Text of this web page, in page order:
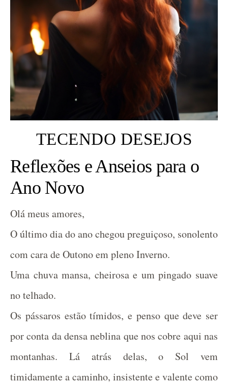
TECENDO DESEJOS
Reflexões e Anseios para o
Ano Novo
Olá meus amores,
O último dia do ano chegou preguiçoso, sonolento
com cara de Outono em pleno Inverno.
Uma chuva mansa, cheirosa e um pingado suave
no telhado.
Os pássaros estão tímidos, e penso que deve ser
por conta da densa neblina que nos cobre aqui nas
montanhas. Lá atrás delas, o Sol vem
timidamente a caminho, insistente e valente como